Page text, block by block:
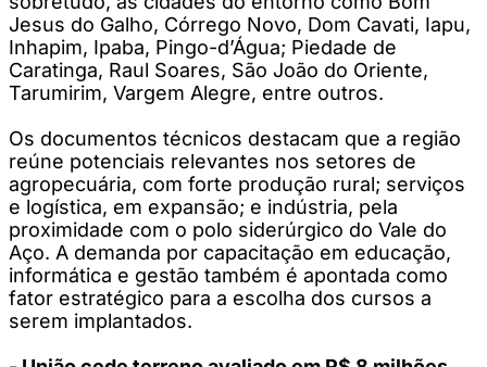
Jesus do Galho, Córrego Novo, Dom Cavati, Iapu,
Inhapim, Ipaba, Pingo-d’Água; Piedade de
Caratinga, Raul Soares, São João do Oriente,
Tarumirim, Vargem Alegre, entre outros.
Os documentos técnicos destacam que a região
reúne potenciais relevantes nos setores de
agropecuária, com forte produção rural; serviços
e logística, em expansão; e indústria, pela
proximidade com o polo siderúrgico do Vale do
Aço. A demanda por capacitação em educação,
informática e gestão também é apontada como
fator estratégico para a escolha dos cursos a
serem implantados.